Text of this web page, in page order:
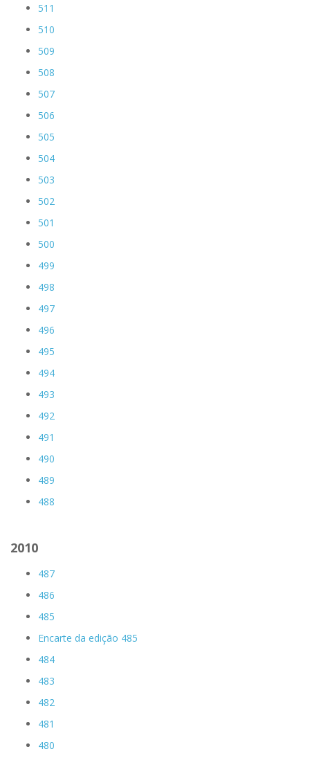
511
510
509
508
507
506
505
504
503
502
501
500
499
498
497
496
495
494
493
492
491
490
489
488
2010
487
486
485
Encarte da edição 485
484
483
482
481
480